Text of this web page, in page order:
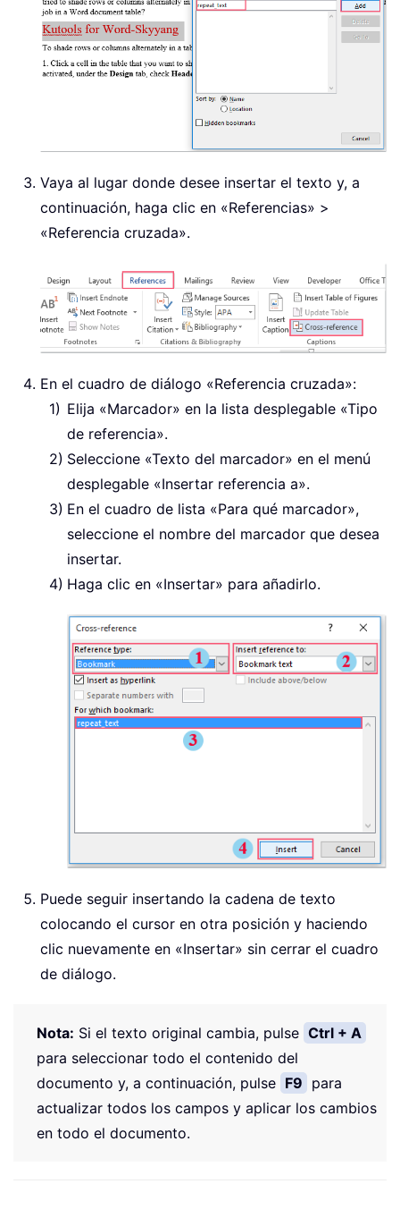
Vaya al lugar donde desee insertar el texto y, a
continuación, haga clic en «Referencias» >
«Referencia cruzada».
En el cuadro de diálogo «Referencia cruzada»:
Elija «Marcador» en la lista desplegable «Tipo
de referencia».
Seleccione «Texto del marcador» en el menú
desplegable «Insertar referencia a».
En el cuadro de lista «Para qué marcador»,
seleccione el nombre del marcador que desea
insertar.
Haga clic en «Insertar» para añadirlo.
Puede seguir insertando la cadena de texto
colocando el cursor en otra posición y haciendo
clic nuevamente en «Insertar» sin cerrar el cuadro
de diálogo.
Nota: Si el texto original cambia, pulse Ctrl + A
para seleccionar todo el contenido del
documento y, a continuación, pulse F9 para
actualizar todos los campos y aplicar los cambios
en todo el documento.